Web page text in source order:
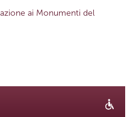
ai Monumenti del